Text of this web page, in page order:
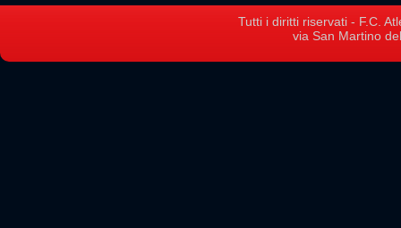
Tutti i diritti riservati - F.C.
via San Martino